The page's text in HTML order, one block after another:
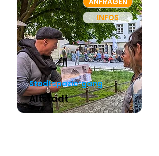
ANFRAGEN
INFOS
Stadtspaziergang
Altstadt